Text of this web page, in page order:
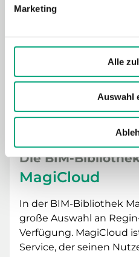
Marketing
Alle
Auswahl
Die BIM-
MagiCloud
In der BIM-Bibliothek
große Auswahl an
Verfügung. MagiCloud
Service, der seinen